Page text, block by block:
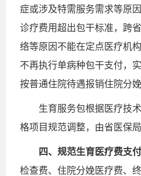
症或涉及特需服务需求等原
诊疗费用超出包干标准，跨
络等原因不能在定点医疗机
不再执行单病种包干支付，
按普通住院待遇报销住院分娩
生育服务包根据医疗技
格项目规范调整，由省医保
四、规范生育医疗费支付
检查费、住院分娩医疗费、